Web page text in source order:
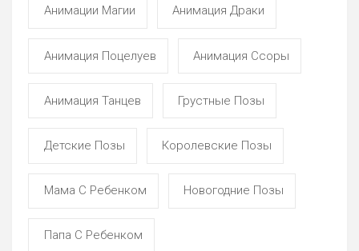
Анимации Магии Анимация Драки
Анимация Поцелуев Анимация Ссоры
Анимация Танцев Грустные Позы
Детские Позы Королевские Позы
Мама С Ребенком Новогодние Позы
Папа С Ребенком